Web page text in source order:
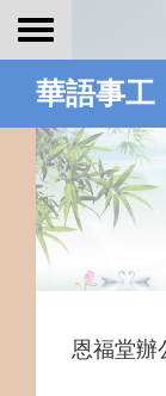
Toggle
華語事工
恩福堂辦